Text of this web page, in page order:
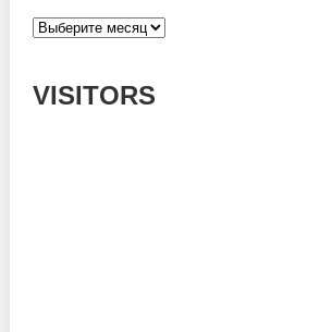
Архивы
VISITORS